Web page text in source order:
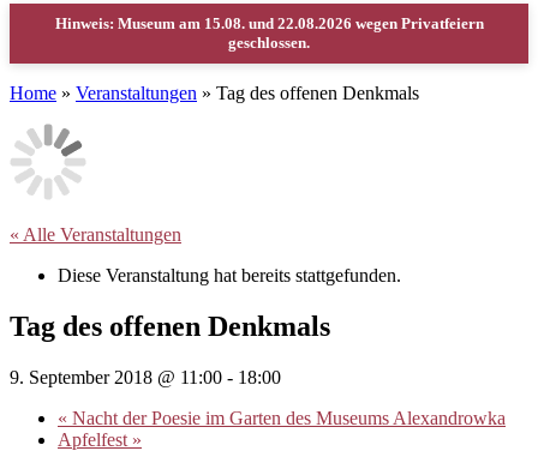
Home » Veranstaltungen » Tag des offenen Denkmals
« Alle Veranstaltungen
Diese Veranstaltung hat bereits stattgefunden.
Tag des offenen Denkmals
9. September 2018 @ 11:00 - 18:00
« Nacht der Poesie im Garten des Museums Alexandrowka
Apfelfest »